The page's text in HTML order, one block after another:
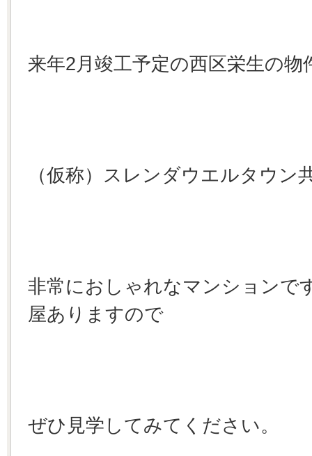
来年2月竣工予定の西区栄生の物
（仮称）スレンダウエルタウン
非常におしゃれなマンションで
屋ありますので
ぜひ見学してみてください。